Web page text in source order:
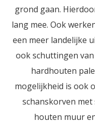
grond gaan.
lang mee. Ook
een meer landelijke
ook schuttingen
hardhouten
mogelijkheid is ook
schanskorven
houten muur